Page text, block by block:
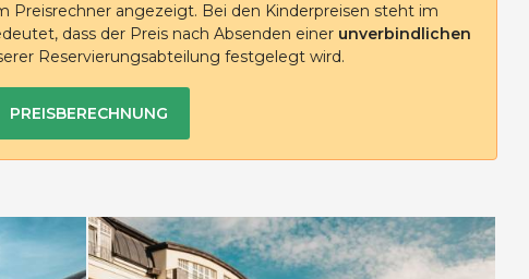
Preisrechner angezeigt. Bei den Kinderpreisen steht im
dass der Preis nach Absenden einer unverbindlichen
Reservierungsabteilung festgelegt wird.
PREISBERECHNUNG